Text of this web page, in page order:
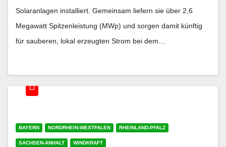
Solaranlagen installiert. Gemeinsam liefern sie über 2,6
Megawatt Spitzenleistung (MWp) und sorgen damit künftig
für sauberen, lokal erzeugten Strom bei dem…
BAYERN NORDRHEIN-WESTFALEN RHEINLAND-PFALZ
SACHSEN-ANHALT WINDKRAFT